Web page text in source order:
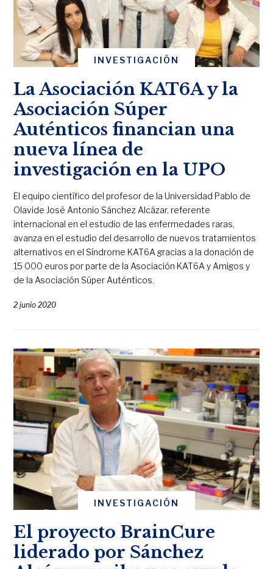
INVESTIGACIÓN
La Asociación KAT6A y la
Asociación Súper
Auténticos financian una
nueva línea de
investigación en la UPO
El equipo científico del profesor de la Universidad Pablo de
Olavide José Antonio Sánchez Alcázar, referente
internacional en el estudio de las enfermedades raras,
avanza en el estudio del desarrollo de nuevos tratamientos
alternativos en el Síndrome KAT6A gracias a la donación de
15 000 euros por parte de la Asociación KAT6A y Amigos y
de la Asociación Súper Auténticos.
2 junio 2020
INVESTIGACIÓN
El proyecto BrainCure
liderado por Sánchez